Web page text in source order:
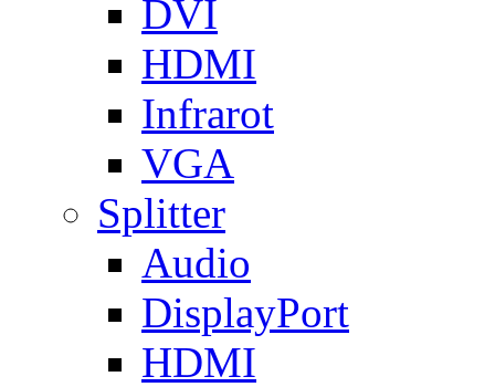
DVI
HDMI
Infrarot
VGA
Splitter
Audio
DisplayPort
HDMI